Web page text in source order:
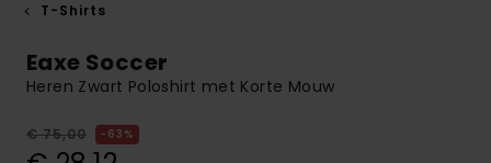
T-Shirts
Eaxe Soccer
Heren Zwart Poloshirt met Korte Mouw
€ 75,00 63%